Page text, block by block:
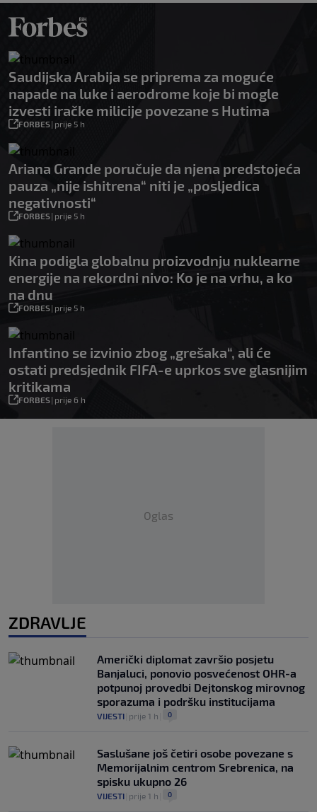
Saudijska Arabija se priprema za moguće
napade na luke i aerodrome koje bi mogle
izvesti iračke milicije povezane s Hutima
FORBES| prije 5 h
Ariana Grande poručuje da njena predstojeća
pauza „nije ishitrena“ niti je „posljedica
negativnosti“
FORBES| prije 5 h
Kina podigla globalnu proizvodnju nuklearne
energije na rekordni nivo: Ko je na vrhu, a ko
na dnu
FORBES| prije 5 h
Infantino se izvinio zbog „grešaka“, ali će
ostati predsjednik FIFA-e uprkos sve glasnijim
kritikama
FORBES| prije 6 h
Oglas
ZDRAVLJE
Američki diplomat završio posjetu
Banjaluci, ponovio posvećenost OHR-a
potpunoj provedbi Dejtonskog mirovnog
sporazuma i podršku institucijama
VIJESTI prije 1 h 0
Saslušane još četiri osobe povezane s
Memorijalnim centrom Srebrenica, na
spisku ukupno 26
VIJESTI prije 1 h 0